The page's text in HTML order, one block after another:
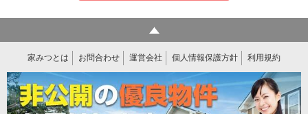
家みつとは お問合わせ 運営会社 個人情報保護方針 利用規約